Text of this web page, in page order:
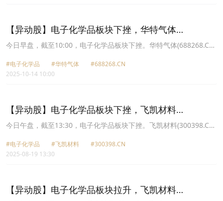
【异动股】电子化学品板块下挫，华特气体
(688268.CN)跌5.01%
今日早盘，截至10:00，电子化学品板块下挫。华特气体(688268.CN)
龙股份(300054.CN)跌3.53%报37.18元，强力新材(300429.CN)跌
2.93%报15.22元，飞凯材料(300398.CN)跌2.53%报25.77元，天承
#电子化学品 #华特气体
#688268.CN
2025-10-14 10:00
【异动股】电子化学品板块下挫，飞凯材料
(300398.CN)跌4.06%
今日午盘，截至13:30，电子化学品板块下挫。飞凯材料(300398.CN)
特气体(688268.CN)跌2.59%报59.91元，晶瑞电材(300655.CN)跌
2.58%报11.7元，西陇科学(002584.CN)跌2.39%报9.41元，同宇新
#电子化学品 #飞凯材料
#300398.CN
2025-08-19 13:30
【异动股】电子化学品板块拉升，飞凯材料